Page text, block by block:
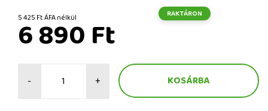
5 425 Ft ÁFA nélkül RAKTÁRON
6 890 Ft
- +